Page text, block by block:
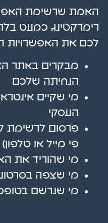
האמת שרשימת
רימרקטינג כמעט
לכם את האפשרויות
מבקרים באתר
הנחיתה שלכם
מי שקיים
העסקי
פרסום לרשימת
פי מייל או טלפון)
מי שהוריד את
מי שצפה
מי שנרשם בטופס